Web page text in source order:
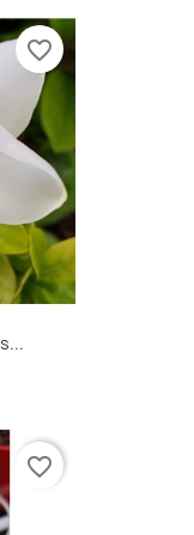
favorite_border
favorite_border